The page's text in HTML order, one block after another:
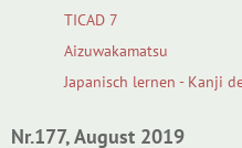
TICAD 7
Aizuwakamatsu
Japanisch lernen - Kanji
Nr.177, August 2019